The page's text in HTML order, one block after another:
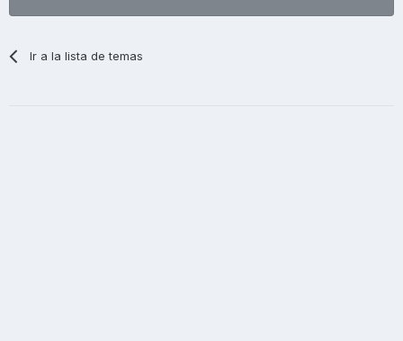
Ir a la lista de temas